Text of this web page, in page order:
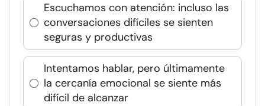
Escuchamos con atención: incluso las
conversaciones difíciles se sienten
seguras y productivas
Intentamos hablar, pero últimamente
la cercanía emocional se siente más
difícil de alcanzar